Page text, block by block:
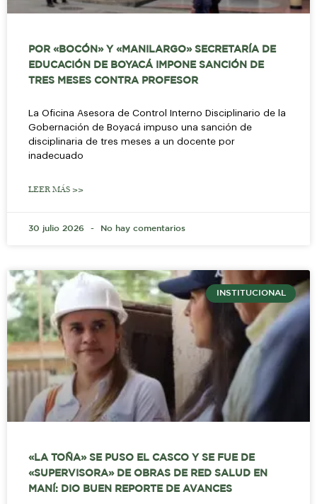
POR «BOCÓN» Y «MANILARGO» SECRETARÍA DE
EDUCACIÓN DE BOYACÁ IMPONE SANCIÓN DE
TRES MESES CONTRA PROFESOR
La Oficina Asesora de Control Interno Disciplinario de la
Gobernación de Boyacá impuso una sanción de
disciplinaria de tres meses a un docente por
inadecuado
LEER MÁS >>
30 julio 2026 No hay comentarios
INSTITUCIONAL
«LA TOÑA» SE PUSO EL CASCO Y SE FUE DE
«SUPERVISORA» DE OBRAS DE RED SALUD EN
MANÍ: DIO BUEN REPORTE DE AVANCES